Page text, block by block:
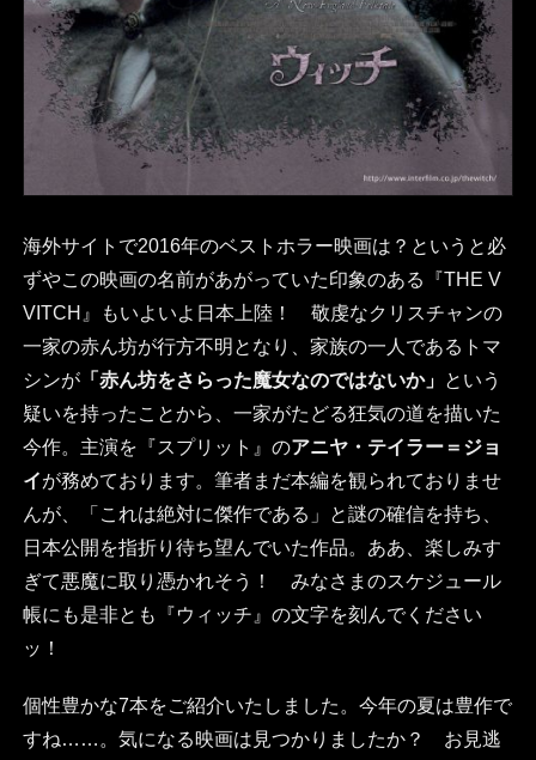
海外サイトで2016年のベストホラー映画は？というと必
ずやこの映画の名前があがっていた印象のある『THE V
VITCH』もいよいよ日本上陸！ 敬虔なクリスチャンの
一家の赤ん坊が行方不明となり、家族の一人であるトマ
シンが「赤ん坊をさらった魔女なのではないか」 という
疑いを持ったことから、一家がたどる狂気の道を描いた
今作。主演を『スプリット』のアニヤ・テイラー＝ジョ
イが務めております。筆者まだ本編を観られておりませ
んが、「これは絶対に傑作である」と謎の確信を持ち、
日本公開を指折り待ち望んでいた作品。ああ、楽しみす
ぎて悪魔に取り憑かれそう！ みなさまのスケジュール
帳にも是非とも『ウィッチ』の文字を刻んでください
ッ！
個性豊かな7本をご紹介いたしました。今年の夏は豊作で
すね……。気になる映画は見つかりましたか？ お見逃